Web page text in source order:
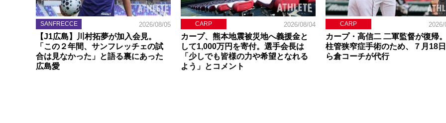
SANFRECCE 2026/08/05
【J1広島】川村拓夢が加入会見。
「この２年間、サンフレッチェの試
合は見なかった」と語る裏にあった
広島愛
CARP 2026/08/04
カープ、熊本地震被災地へ義援金と
して1,000万円を寄付。選手会長は
「少しでも皆様の力や希望となれる
よう」とコメント
CARP 2026/
カープ・高信二 二軍監督が復帰
柱管狭窄症手術のため、７月18
ら倉コーチが代行